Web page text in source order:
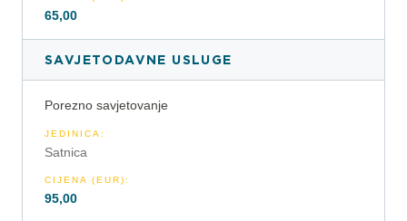
65,00
SAVJETODAVNE USLUGE
Porezno savjetovanje
JEDINICA :
Satnica
CIJENA (EUR):
95,00